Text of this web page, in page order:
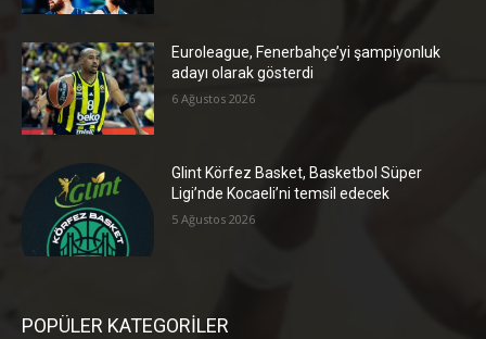
Euroleague, Fenerbahçe’yi şampiyonluk
adayı olarak gösterdi
6 Ağustos 2026
Glint Körfez Basket, Basketbol Süper
Ligi’nde Kocaeli’ni temsil edecek
5 Ağustos 2026
POPÜLER KATEGORİLER